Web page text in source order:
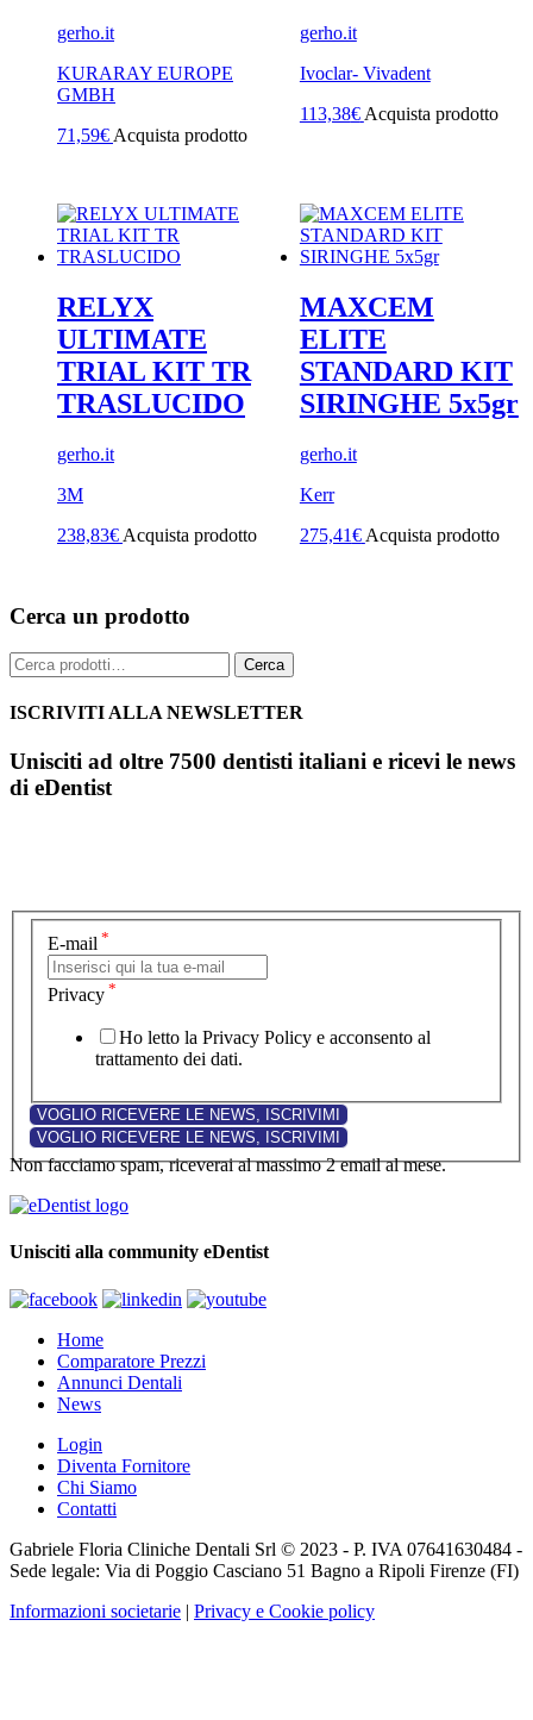
gerho.it
KURARAY EUROPE
GMBH
71,59€ Acquista prodotto
gerho.it
Ivoclar- Vivadent
113,38€ Acquista prodotto
RELYX
ULTIMATE
TRIAL KIT TR
TRASLUCIDO
gerho.it
3M
238,83€ Acquista prodotto
MAXCEM
ELITE
STANDARD KIT
SIRINGHE 5x5gr
gerho.it
Kerr
275,41€ Acquista prodotto
Cerca un prodotto
Cerca: Cerca
ISCRIVITI ALLA NEWSLETTER
Unisciti ad oltre 7500 dentisti italiani e ricevi le news
di eDentist
E-mail *
Privacy *
Ho letto la Privacy Policy e acconsento al
trattamento dei dati.
Non facciamo spam, riceverai al massimo 2 email al mese.
Unisciti alla community eDentist
Home
Comparatore Prezzi
Annunci Dentali
News
Login
Diventa Fornitore
Chi Siamo
Contatti
Gabriele Floria Cliniche Dentali Srl © 2023 - P. IVA 07641630484 -
Sede legale: Via di Poggio Casciano 51 Bagno a Ripoli Firenze (FI)
Informazioni societarie | Privacy e Cookie policy